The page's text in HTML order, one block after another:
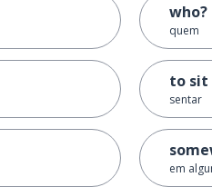
who?
quem
to sit
sentar
em